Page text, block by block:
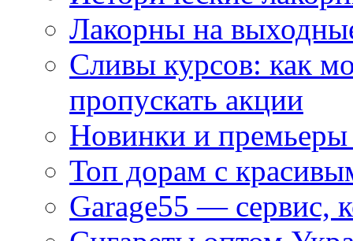
Лакорны на
Сливы курсов: как
пропускать акции
Новинки и
Топ дорам с
Garage55 — сервис,